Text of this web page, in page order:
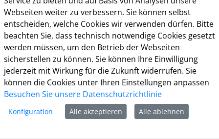
Telefax: +49 (0)214 406-11004
postmaster@stadt.leverkusen.de
Öffnungszeiten
Die allgemeinen Servicezeiten der Verwaltung
(telefonische Erreichbarkeit) sind:
Montag bis Donnerstag: 8.30 bis 15.30 Uhr
Freitag: 8.30 Uhr bis 13.30 Uhr
Webseiten weiter zu verbessern. Sie können selbst
entscheiden, welche Cookies wir verwenden dürfen. Bitte
beachten Sie, dass technisch notwendige Cookies gesetzt
werden müssen, um den Betrieb der Webseiten
sicherstellen zu können. Sie können Ihre Einwilligung
jederzeit mit Wirkung für die Zukunft widerrufen. Sie
können die Cookies unter Ihren Einstellungen anpassen
Besuchen Sie unsere Datenschutzrichtlinie
Konfiguration Alle akzeptieren Alle ablehnen